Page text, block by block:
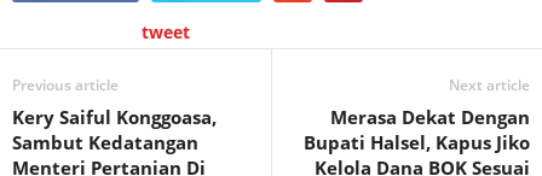
tweet
Previous article
Kery Saiful Konggoasa,
Sambut Kedatangan
Menteri Pertanian Di
Next article
Merasa Dekat Dengan
Bupati Halsel, Kapus Jiko
Kelola Dana BOK Sesuai